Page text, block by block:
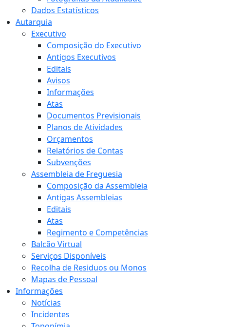
Dados Estatísticos
Autarquia
Executivo
Composição do Executivo
Antigos Executivos
Editais
Avisos
Informações
Atas
Documentos Previsionais
Planos de Atividades
Orçamentos
Relatórios de Contas
Subvenções
Assembleia de Freguesia
Composição da Assembleia
Antigas Assembleias
Editais
Atas
Regimento e Competências
Balcão Virtual
Serviços Disponíveis
Recolha de Residuos ou Monos
Mapas de Pessoal
Informações
Notícias
Incidentes